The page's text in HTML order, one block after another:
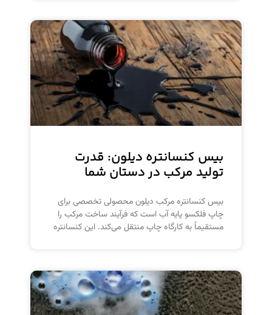
بیس کنسانتره دیلون: قدرت
تولید مرکب در دستان شما
بیس کنسانتره مرکب دیلون محصولی تخصصی برای
چاپ فلکسو پایه آب است که فرآیند ساخت مرکب را
مستقیماً به کارگاه چاپ منتقل می‌کند. این کنسانتره